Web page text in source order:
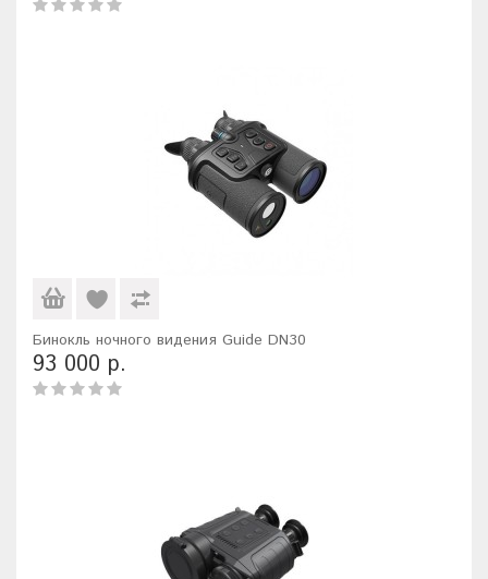
Бинокль ночного видения Guide DN30
93 000 р.